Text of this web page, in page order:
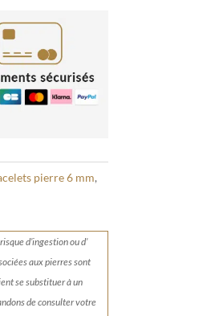
pierre 6 mm,
d’ingestion ou d’
aux pierres sont
se substituer à un
de consulter votre